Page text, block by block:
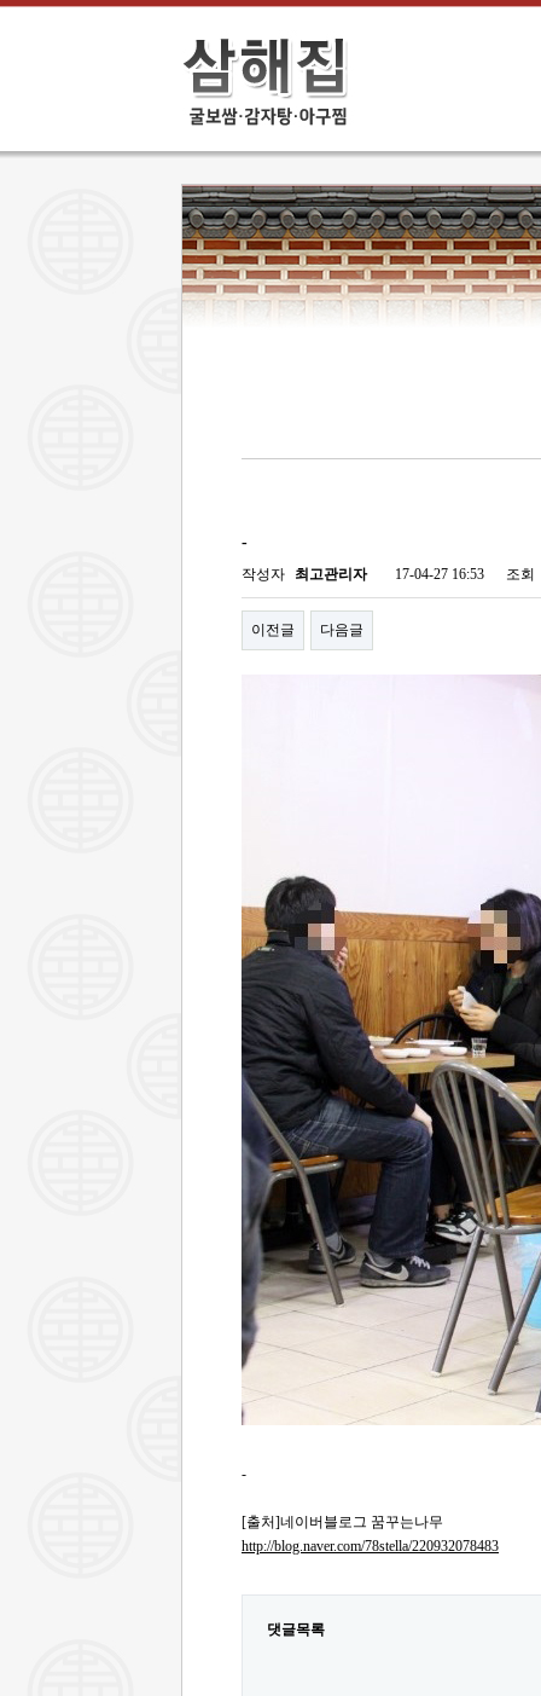
-
작성자 최고관리자 17-04-27 16:53 조회
이전글 다음글
-
[출처]네이버블로그 꿈꾸는나무
http://blog.naver.com/78stella/220932078483
댓글목록